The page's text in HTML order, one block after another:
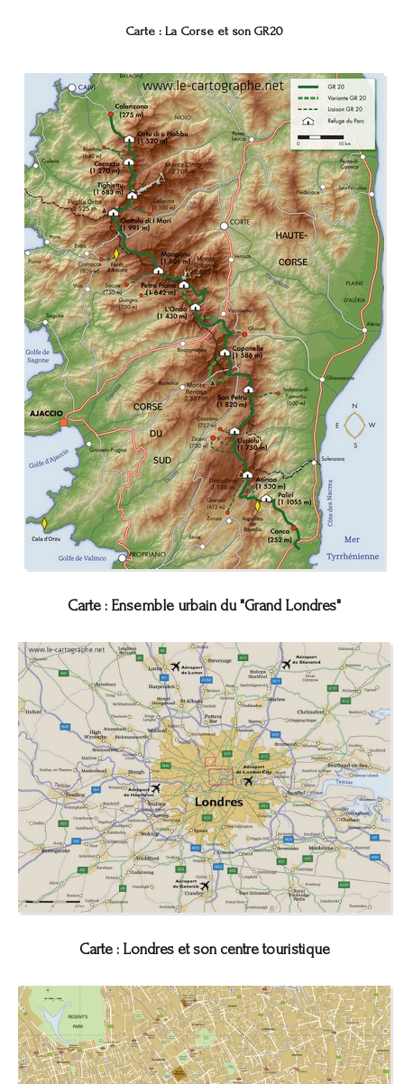
Carte : La Corse et son GR20
Carte : Ensemble urbain du "Grand Londres"
Carte : Londres et son centre touristique